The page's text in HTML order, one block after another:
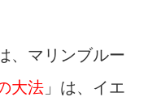
、マリンブルー
大法 」は、イエ